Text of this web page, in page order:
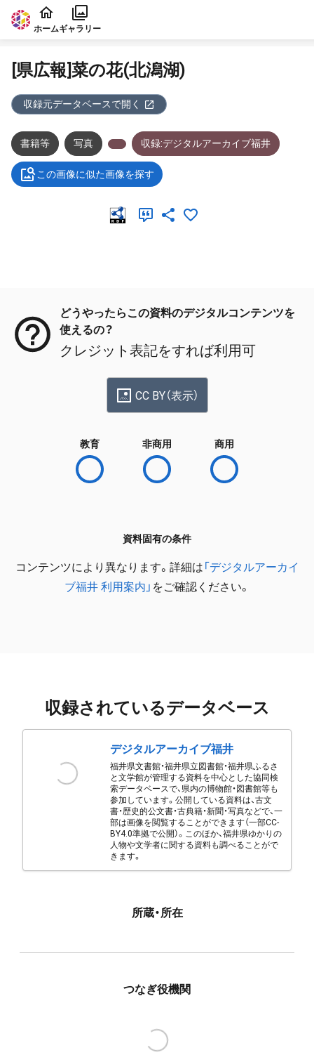
本文に飛ぶ
ホームギャラリー
[県広報]菜の花(北潟湖)
収録元データベースで開く
書籍等 写真 収録:デジタルアーカイブ福井
この画像に似た画像を探す
どうやったらこの資料のデジタルコンテンツを
使えるの？
クレジット表記をすれば利用可
CC BY（表示）
教育 非商用 商用
資料固有の条件
コンテンツにより異なります。詳細は 「デジタルアーカイ
ブ福井 利用案内」 をご確認ください。
収録されているデータベース
デジタルアーカイブ福井
福井県文書館・福井県立図書館・福井県ふるさ
と文学館が管理する資料を中心とした協同検
索データベースで、県内の博物館・図書館等も
参加しています。公開している資料は、古文
書・歴史的公文書・古典籍・新聞・写真などで、一
部は画像を閲覧することができます（一部CC-
BY4.0準拠で公開）。このほか、福井県ゆかりの
人物や文学者に関する資料も調べることがで
きます。
所蔵・所在
つなぎ役機関